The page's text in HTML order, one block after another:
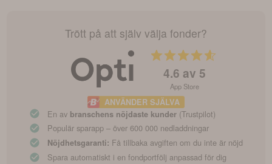
Trött på att själv välja fonder?
4.6 av 5
App Store
ANVÄNDER SJÄLVA
En av branschens nöjdaste kunder (Trustpilot)
Populär sparapp – över 600 000 nedladdningar
Nöjdhetsgaranti: Få tillbaka avgiften om du inte är nöjd
Spara automatiskt i en fondportfölj anpassad för dig